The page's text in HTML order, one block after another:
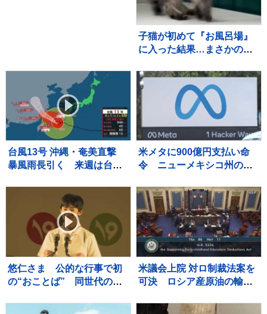
子猫が初めて『お風呂場』
に入った結果…まさかの
再生「兄猫たちがたまらん
ｗ」「見守り隊が増えて笑
った」
台風13号 沖縄・奄美直撃
暴風雨長引く 来週は台風
3週間連続の猛暑日か
米メタに900億円支払い命
令 ニューメキシコ州の裁
求
悠仁さま 公的な行事で初
の“おことば” 同世代の参
も ボーイスカウトのキャ
米議会上院 対ロ制裁法案を
可決 ロシア産原油の輸入